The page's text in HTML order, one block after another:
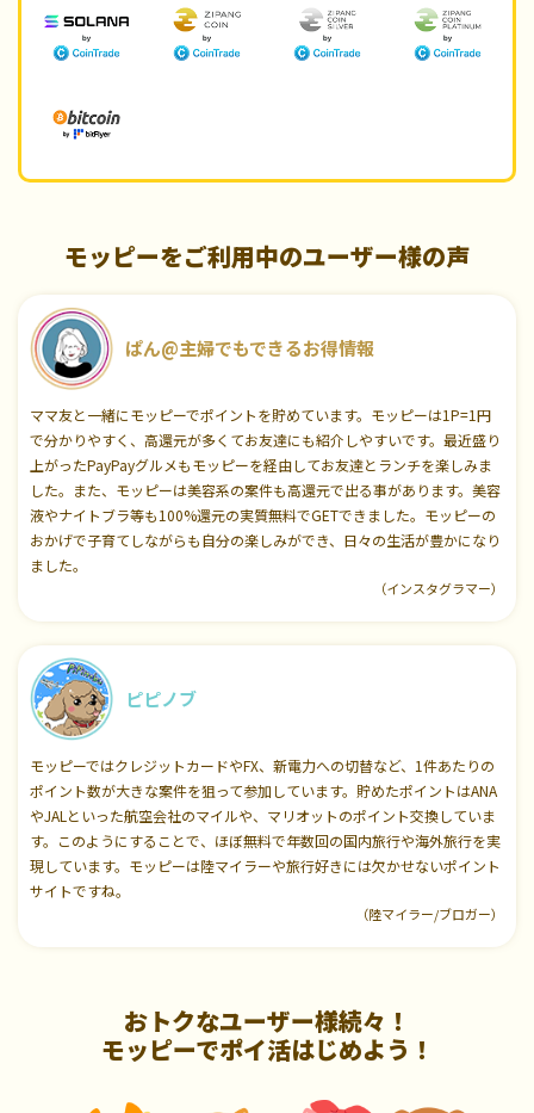
モッピーをご利用中のユーザー様の声
ぱん@主婦でもできるお得情報
ママ友と一緒にモッピーでポイントを貯めています。モッピーは1P=1円
で分かりやすく、高還元が多くてお友達にも紹介しやすいです。最近盛り
上がったPayPayグルメもモッピーを経由してお友達とランチを楽しみま
した。また、モッピーは美容系の案件も高還元で出る事があります。美容
液やナイトブラ等も100%還元の実質無料でGETできました。モッピーの
おかげで子育てしながらも自分の楽しみができ、日々の生活が豊かになり
ました。
（インスタグラマー）
ピピノブ
モッピーではクレジットカードやFX、新電力への切替など、1件あたりの
ポイント数が大きな案件を狙って参加しています。貯めたポイントはANA
やJALといった航空会社のマイルや、マリオットのポイント交換していま
す。このようにすることで、ほぼ無料で年数回の国内旅行や海外旅行を実
現しています。モッピーは陸マイラーや旅行好きには欠かせないポイント
サイトですね。
（陸マイラー/ブロガー）
おトクなユーザー様続々！
モッピーでポイ活はじめよう！